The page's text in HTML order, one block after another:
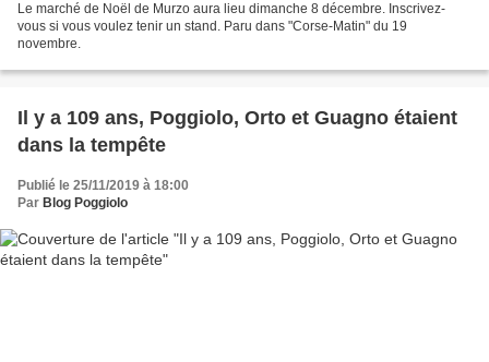
Le marché de Noël de Murzo aura lieu dimanche 8 décembre. Inscrivez-
vous si vous voulez tenir un stand. Paru dans "Corse-Matin" du 19
novembre.
Il y a 109 ans, Poggiolo, Orto et Guagno étaient
dans la tempête
Publié le 25/11/2019 à 18:00
Par Blog Poggiolo